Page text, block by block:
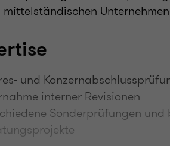
mittelständischen
und
interner Revisionen
Sonderprüfungen